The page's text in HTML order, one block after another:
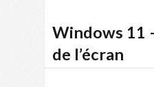
Windows 11
de l’écran